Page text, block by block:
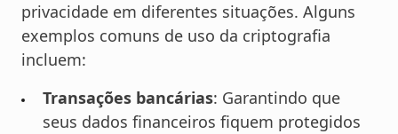
privacidade em diferentes situações. Alguns
exemplos comuns de uso da criptografia
incluem:
Transações bancárias: Garantindo que
seus dados financeiros fiquem protegidos